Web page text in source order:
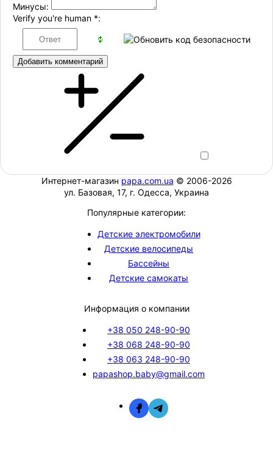
Минусы:
Verify you're human *:
Добавить комментарий
Интернет-магазин papa.com.ua © 2006-2026
ул. Базовая, 17, г. Одесса, Украина
Популярные категории:
Детские электромобили
Детские велосипеды
Бассейны
Детские самокаты
Информация о компании
+38 050 248-90-90
+38 068 248-90-90
+38 063 248-90-90
papashop.baby@gmail.com